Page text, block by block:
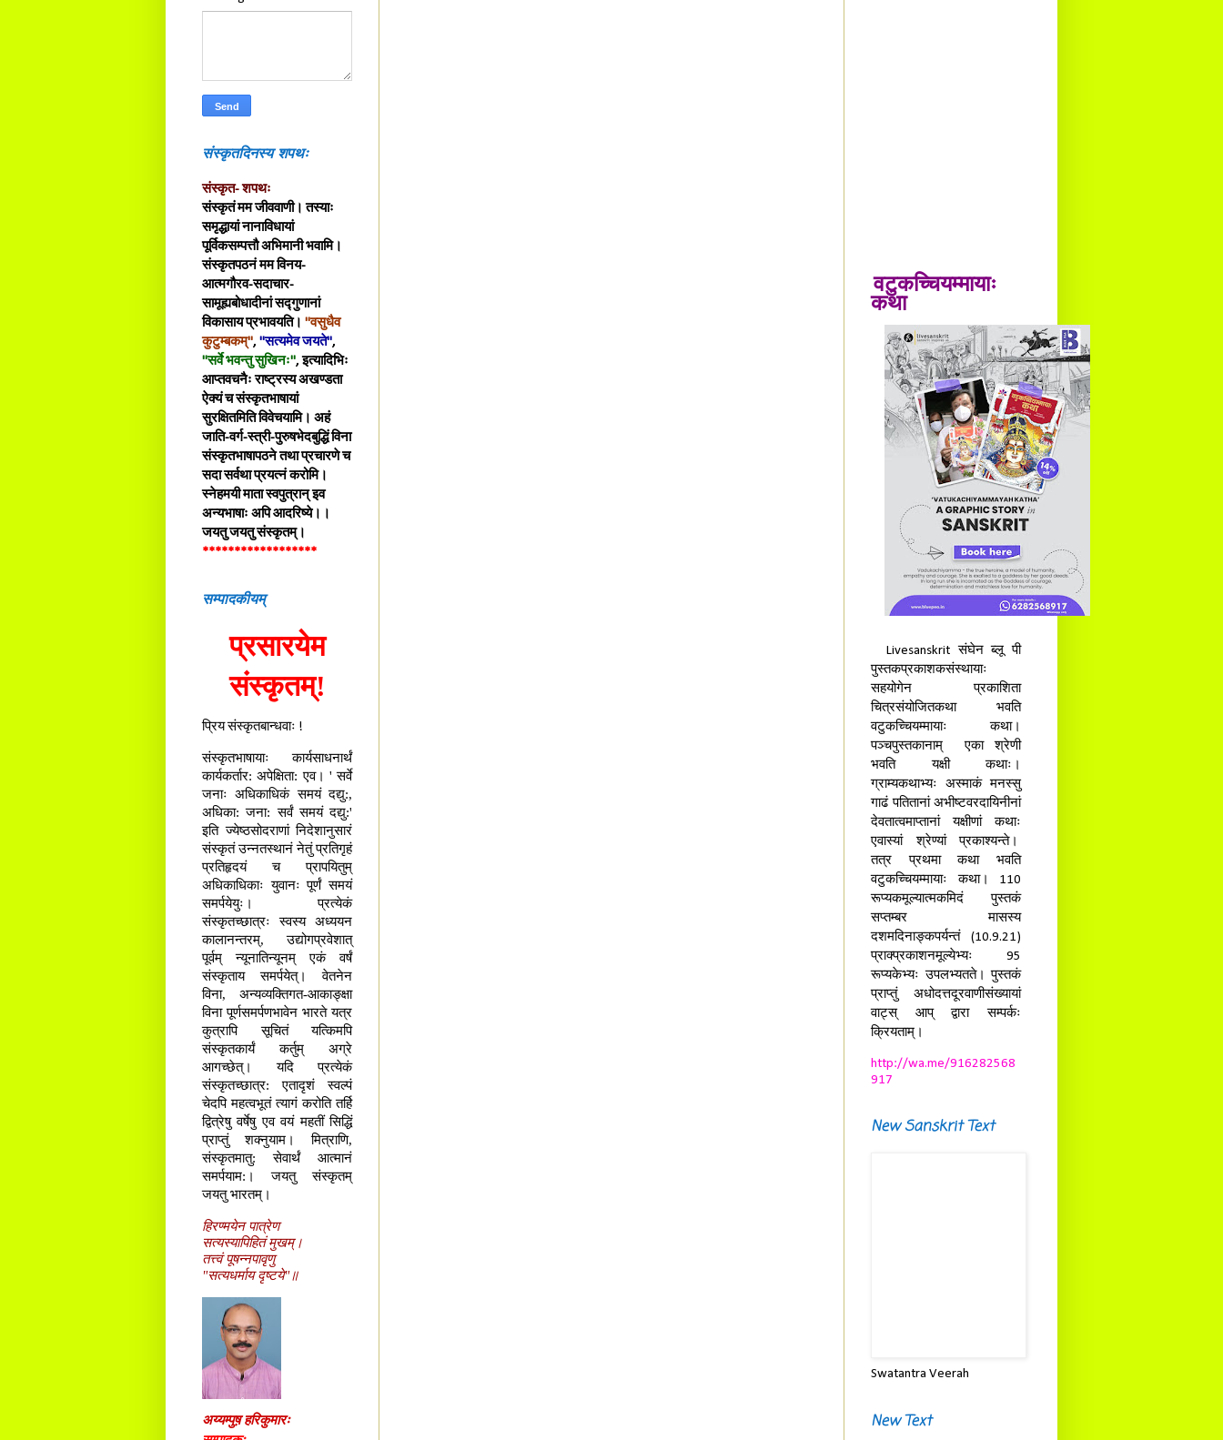
संस्कृतदिनस्य शपथः
संस्कृत- शपथः
संस्कृतं मम जीववाणी। तस्याः
समृद्धायां नानाविधायां
पूर्विकसम्पत्तौ अभिमानी भवामि।
संस्कृतपठनं मम विनय-
आत्मगौरव-सदाचार-
सामूह्यबोधादीनां सद्गुणानां
विकासाय प्रभावयति। "वसुधैव
कुटुम्बकम्", "सत्यमेव जयते",
"सर्वे भवन्तु सुखिनः", इत्यादिभिः
आप्तवचनैः राष्ट्रस्य अखण्डता
ऐक्यं च संस्कृतभाषायां
सुरक्षितमिति विवेचयामि। अहं
जाति-वर्ग-स्त्री-पुरुषभेदबुद्धिं विना
संस्कृतभाषापठने तथा प्रचारणे च
सदा सर्वथा प्रयत्नं करोमि।
स्नेहमयी माता स्वपुत्रान् इव
अन्यभाषाः अपि आदरिष्ये।।
जयतु जयतु संस्कृतम्।
******************
सम्पादकीयम्
प्रसारयेम
संस्कृतम्!
प्रिय संस्कृतबान्धवाः !
संस्कृतभाषायाः कार्यसाधनार्थं
कार्यकर्तार: अपेक्षिता: एव। ' सर्वे
जनाः अधिकाधिकं समयं दद्यु:,
अधिका: जना: सर्वं समयं दद्यु:'
इति ज्येष्ठसोदराणां निदेशानुसारं
संस्कृतं उन्नतस्थानं नेतुं प्रतिगृहं
प्रतिहृदयं च प्रापयितुम्
अधिकाधिकाः युवानः पूर्णं समयं
समर्पयेयुः। प्रत्येकं
संस्कृतच्छात्रः स्वस्य अध्ययन
कालानन्तरम्, उद्योगप्रवेशात्
पूर्वम् न्यूनातिन्यूनम् एकं वर्षं
संस्कृताय समर्पयेत्। वेतनेन
विना, अन्यव्यक्तिगत-आकाङ्क्षा
विना पूर्णसमर्पणभावेन भारते यत्र
कुत्रापि सूचितं यत्किमपि
संस्कृतकार्यं कर्तुम् अग्रे
आगच्छेत्। यदि प्रत्येकं
संस्कृतच्छात्र: एतादृशं स्वल्पं
चेदपि महत्वभूतं त्यागं करोति तर्हि
द्वित्रेषु वर्षेषु एव वयं महतीं सिद्धिं
प्राप्तुं शक्नुयाम। मित्राणि,
संस्कृतमातु: सेवार्थं आत्मानं
समर्पयाम:। जयतु संस्कृतम्
जयतु भारतम्।
हिरण्मयेन पात्रेण
सत्यस्यापिहितं मुखम्।
तत्त्वं पूषन्नपावृणु
"सत्यधर्माय दृष्टये"॥
अय्यम्पुष़ हरिकुमारः
वटुकच्चियम्मायाः
कथा
Livesanskrit संघेन ब्लू पी
पुस्तकप्रकाशकसंस्थायाः
सहयोगेन प्रकाशिता
चित्रसंयोजितकथा भवति
वटुकच्चियम्मायाः कथा।
पञ्चपुस्तकानाम् एका श्रेणी
भवति यक्षी कथाः।
ग्राम्यकथाभ्यः अस्माकं मनस्सु
गाढं पतितानां अभीष्टवरदायिनीनां
देवतात्वमाप्तानां यक्षीणां कथाः
एवास्यां श्रेण्यां प्रकाश्यन्ते।
तत्र प्रथमा कथा भवति
वटुकच्चियम्मायाः कथा। 110
रूप्यकमूल्यात्मकमिदं पुस्तकं
सप्तम्बर मासस्य
दशमदिनाङ्कपर्यन्तं (10.9.21)
प्राक्प्रकाशनमूल्येभ्यः 95
रूप्यकेभ्यः उपलभ्यतते। पुस्तकं
प्राप्तुं अधोदत्तदूरवाणीसंख्यायां
वाट्स् आप् द्वारा सम्पर्कः
क्रियताम्।
http://wa.me/916282568
917
New Sanskrit Text
Swatantra Veerah
New Text